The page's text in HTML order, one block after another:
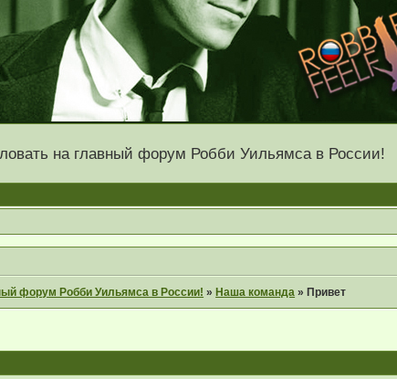
на главный форум Робби Уильямса в России!
форум Робби Уильямса в России! » Наша команда » Привет